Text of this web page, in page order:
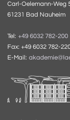
Carl-Oelemann-Weg
61231 Bad Nauheim
Tel: +49 6032 782-200
Fax: +49 6032 782-
E-Mail: